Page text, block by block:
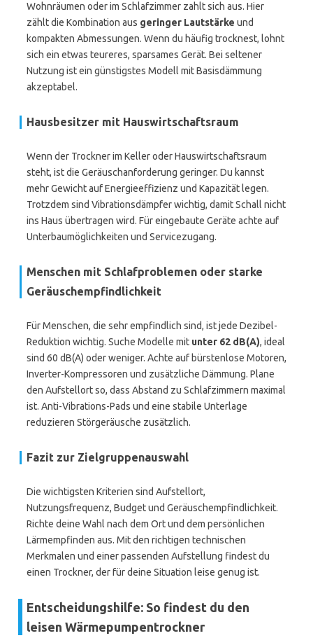
Wohnräumen oder im Schlafzimmer zahlt sich aus. Hier
zählt die Kombination aus geringer Lautstärke und
kompakten Abmessungen. Wenn du häufig trocknest, lohnt
sich ein etwas teureres, sparsames Gerät. Bei seltener
Nutzung ist ein günstigstes Modell mit Basisdämmung
akzeptabel.
Hausbesitzer mit Hauswirtschaftsraum
Wenn der Trockner im Keller oder Hauswirtschaftsraum
steht, ist die Geräuschanforderung geringer. Du kannst
mehr Gewicht auf Energieeffizienz und Kapazität legen.
Trotzdem sind Vibrationsdämpfer wichtig, damit Schall nicht
ins Haus übertragen wird. Für eingebaute Geräte achte auf
Unterbaumöglichkeiten und Servicezugang.
Menschen mit Schlafproblemen oder starke
Geräuschempfindlichkeit
Für Menschen, die sehr empfindlich sind, ist jede Dezibel-
Reduktion wichtig. Suche Modelle mit unter 62 dB(A), ideal
sind 60 dB(A) oder weniger. Achte auf bürstenlose Motoren,
Inverter-Kompressoren und zusätzliche Dämmung. Plane
den Aufstellort so, dass Abstand zu Schlafzimmern maximal
ist. Anti-Vibrations-Pads und eine stabile Unterlage
reduzieren Störgeräusche zusätzlich.
Fazit zur Zielgruppenauswahl
Die wichtigsten Kriterien sind Aufstellort,
Nutzungsfrequenz, Budget und Geräuschempfindlichkeit.
Richte deine Wahl nach dem Ort und dem persönlichen
Lärmempfinden aus. Mit den richtigen technischen
Merkmalen und einer passenden Aufstellung findest du
einen Trockner, der für deine Situation leise genug ist.
Entscheidungshilfe: So findest du den
leisen Wärmepumpentrockner